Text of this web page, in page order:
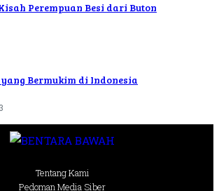
Perempuan Besi dari Buton
yang Bermukim di Indonesia
Tentang Kami
Pedoman Media Siber